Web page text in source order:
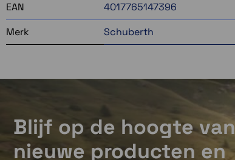
EAN
4017765147396
Merk
Schuberth
Blijf op de hoogte van
nieuwe producten en